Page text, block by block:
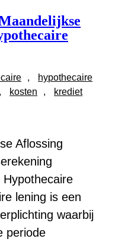
,
hypothecaire
, kosten ,
krediet
Aflossing
Hypothecaire
lening is een
waarbij
periode